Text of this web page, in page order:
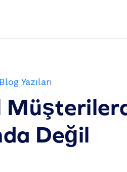
Blog Yazıları
Değil